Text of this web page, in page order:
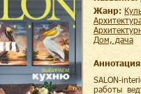
Жанр:
дом, дача
SALON-
работы